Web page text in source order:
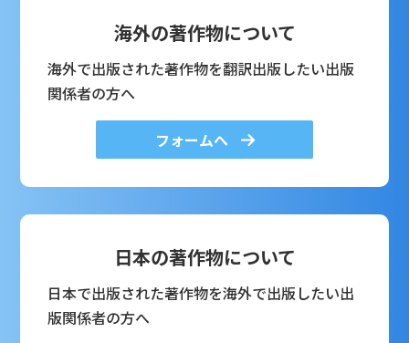
海外の著作物について
海外で出版された著作物を翻訳出版したい出版
関係者の方へ
フォームへ
日本の著作物について
日本で出版された著作物を海外で出版したい出
版関係者の方へ